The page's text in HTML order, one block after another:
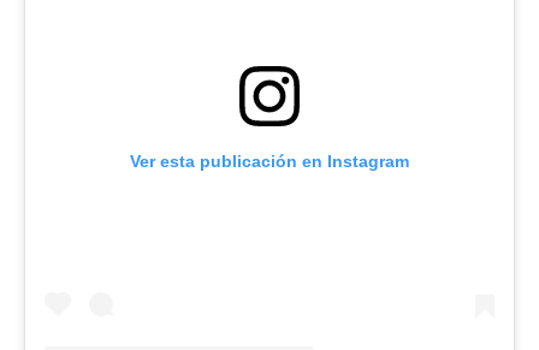
Ver esta publicación en Instagram